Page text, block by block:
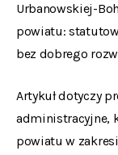
Urbanowskiej-
powiatu:
bez dobrego
Artykuł dotyczy
administracyjne,
powiatu w